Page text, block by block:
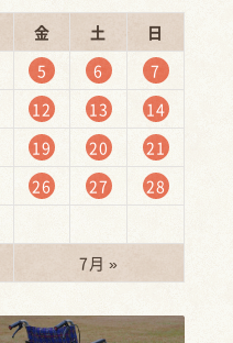
金 土
日
5 6
7
12 13
14
19 20
21
26 27
28
7月 »